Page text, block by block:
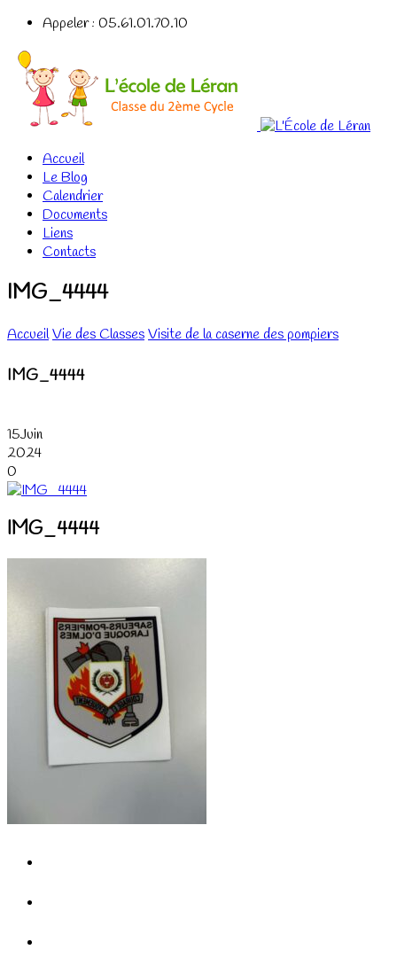
Appeler : 05.61.01.70.10
Accueil
Le Blog
Calendrier
Documents
Liens
Contacts
IMG_4444
AccueilVie des ClassesVisite de la caserne des pompiers
IMG_4444
15Juin
2024
0
IMG_4444